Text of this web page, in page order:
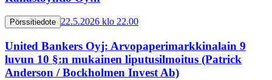
Pörssitiedote 22.5.2026 klo 22.00
United Bankers Oyj: Arvopaperimarkkinalain 9
luvun 10 §:n mukainen liputusilmoitus (Patrick
Anderson / Bockholmen Invest Ab)